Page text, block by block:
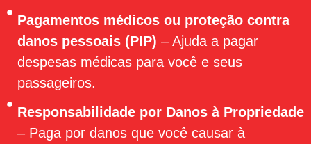
Pagamentos médicos ou proteção contra
danos pessoais (PIP) – Ajuda a pagar
despesas médicas para você e seus
passageiros.
Responsabilidade por Danos à Propriedade
– Paga por danos que você causar à